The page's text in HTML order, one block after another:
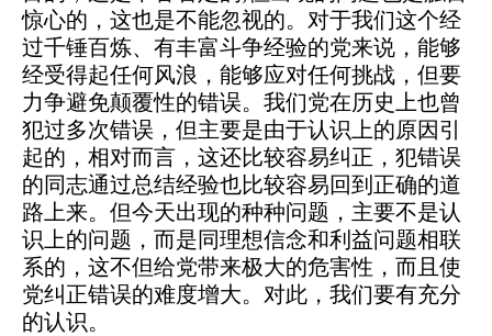
惊心的，这也是不能忽视的。对于我们这个经
过千锤百炼、有丰富斗争经验的党来说，能够
经受得起任何风浪，能够应对任何挑战，但要
力争避免颠覆性的错误。我们党在历史上也曾
犯过多次错误，但主要是由于认识上的原因引
起的，相对而言，这还比较容易纠正，犯错误
的同志通过总结经验也比较容易回到正确的道
路上来。但今天出现的种种问题，主要不是认
识上的问题，而是同理想信念和利益问题相联
系的，这不但给党带来极大的危害性，而且使
党纠正错误的难度增大。对此，我们要有充分
的认识。